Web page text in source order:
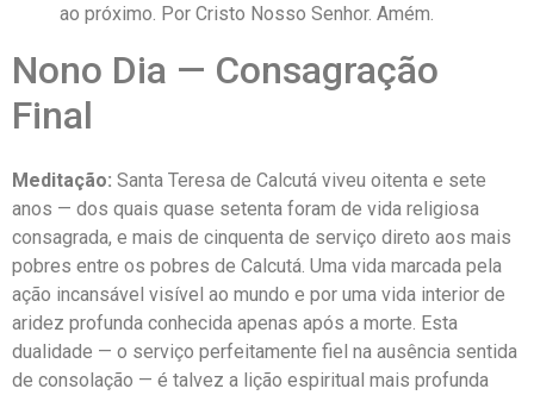
ao próximo. Por Cristo Nosso Senhor. Amém.
Nono Dia — Consagração
Final
Meditação: Santa Teresa de Calcutá viveu oitenta e sete
anos — dos quais quase setenta foram de vida religiosa
consagrada, e mais de cinquenta de serviço direto aos mais
pobres entre os pobres de Calcutá. Uma vida marcada pela
ação incansável visível ao mundo e por uma vida interior de
aridez profunda conhecida apenas após a morte. Esta
dualidade — o serviço perfeitamente fiel na ausência sentida
de consolação — é talvez a lição espiritual mais profunda